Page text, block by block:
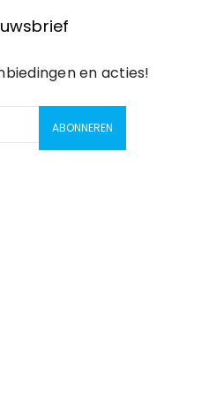
en acties!